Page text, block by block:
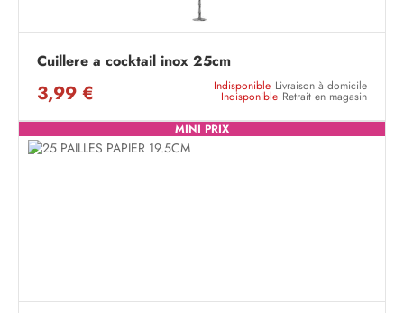
Cuillere a cocktail inox 25cm
3,99 € Indisponible Livraison à domicile
Indisponible Retrait en magasin
MINI PRIX